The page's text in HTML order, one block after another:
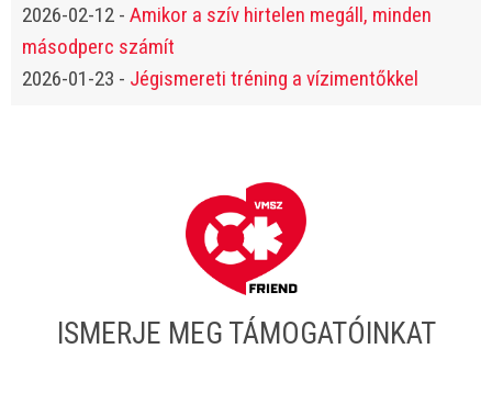
2026-02-12 - Amikor a szív hirtelen megáll, minden
másodperc számít
2026-01-23 - Jégismereti tréning a vízimentőkkel
ISMERJE MEG TÁMOGATÓINKAT